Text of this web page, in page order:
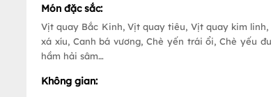
Món đặc sắc:
Vịt quay Bắc Kinh, Vịt quay tiêu, Vịt quay kim
xá xíu, Canh bá vương, Chè yến trái ổi, Chè yếu
hầm hải sâm…
Không gian: